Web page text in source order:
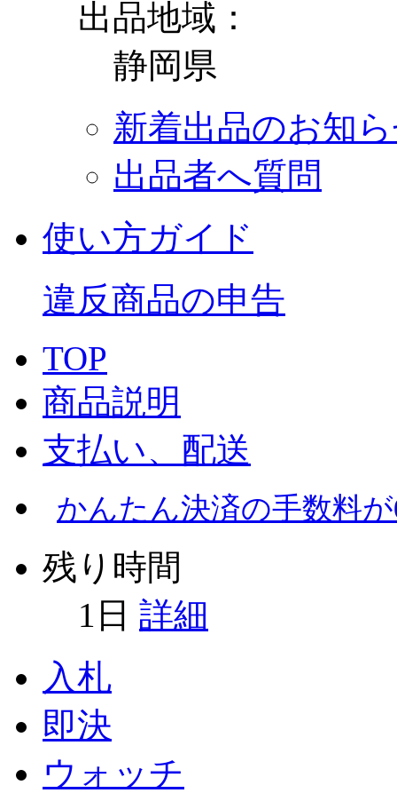
出品地域：
静岡県
新着出品のお知
出品者へ質問
使い方ガイド
違反商品の申告
TOP
商品説明
支払い、配送
かんたん決済の手数料
残り時間
1 日 詳細
入札
即決
ウォッチ